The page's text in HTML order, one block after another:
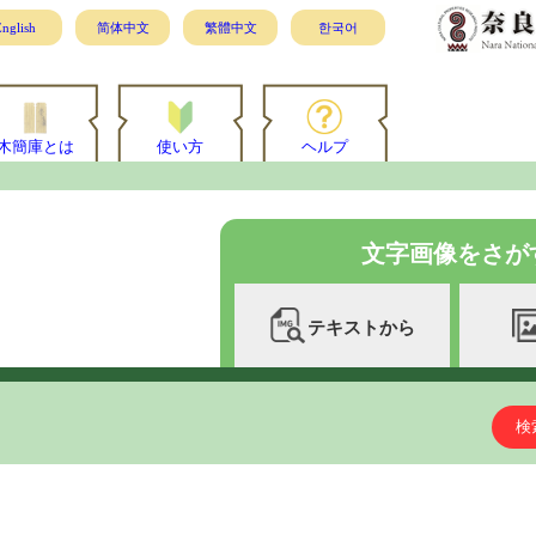
简体中文 繁體中文 한국어
簡庫とは 使い方 ヘルプ
文字画像をさが
テキストから
検